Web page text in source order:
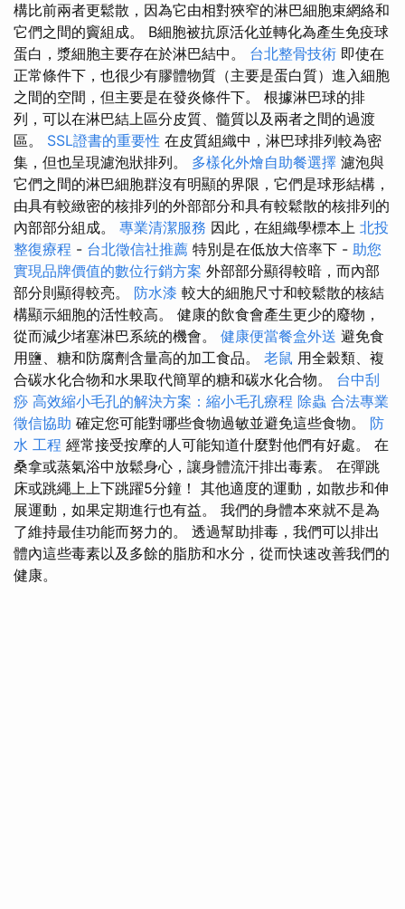
構比前兩者更鬆散，因為它由相對狹窄的淋巴細胞束網絡和
它們之間的竇組成。 B細胞被抗原活化並轉化為產生免疫球
蛋白，漿細胞主要存在於淋巴結中。 台北整骨技術 即使在
正常條件下，也很少有膠體物質（主要是蛋白質）進入細胞
之間的空間，但主要是在發炎條件下。 根據淋巴球的排
列，可以在淋巴結上區分皮質、髓質以及兩者之間的過渡
區。 SSL證書的重要性 在皮質組織中，淋巴球排列較為密
集，但也呈現濾泡狀排列。 多樣化外燴自助餐選擇 濾泡與
它們之間的淋巴細胞群沒有明顯的界限，它們是球形結構，
由具有較緻密的核排列的外部部分和具有較鬆散的核排列的
內部部分組成。 專業清潔服務 因此，在組織學標本上 北投
整復療程 - 台北徵信社推薦 特別是在低放大倍率下 - 助您
實現品牌價值的數位行銷方案 外部部分顯得較暗，而內部
部分則顯得較亮。 防水漆 較大的細胞尺寸和較鬆散的核結
構顯示細胞的活性較高。 健康的飲食會產生更少的廢物，
從而減少堵塞淋巴系統的機會。 健康便當餐盒外送 避免食
用鹽、糖和防腐劑含量高的加工食品。 老鼠 用全穀類、複
合碳水化合物和水果取代簡單的糖和碳水化合物。 台中刮
痧 高效縮小毛孔的解決方案：縮小毛孔療程 除蟲 合法專業
徵信協助 確定您可能對哪些食物過敏並避免這些食物。 防
水 工程 經常接受按摩的人可能知道什麼對他們有好處。 在
桑拿或蒸氣浴中放鬆身心，讓身體流汗排出毒素。 在彈跳
床或跳繩上上下跳躍5分鐘！ 其他適度的運動，如散步和伸
展運動，如果定期進行也有益。 我們的身體本來就不是為
了維持最佳功能而努力的。 透過幫助排毒，我們可以排出
體內這些毒素以及多餘的脂肪和水分，從而快速改善我們的
健康。